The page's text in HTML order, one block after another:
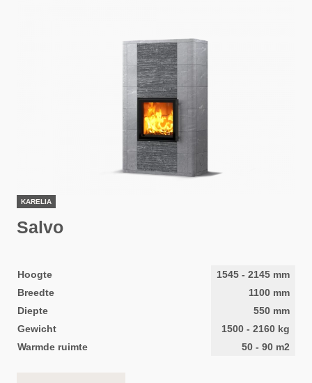
KARELIA
Salvo
Hoogte 1545 - 2145 mm
Breedte
1100 mm
Diepte
550 mm
Gewicht
1500 - 2160 kg
Warmde ruimte
50 - 90 m2